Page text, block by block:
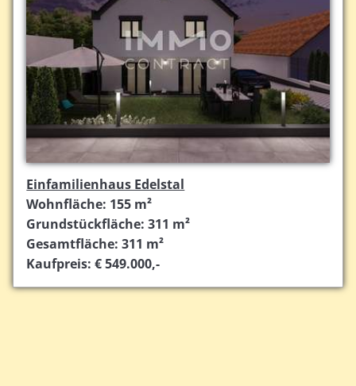
Einfamilienhaus Edelstal
Wohnfläche: 155 m²
Grundstückfläche: 311 m²
Gesamtfläche: 311 m²
Kaufpreis: € 549.000,-